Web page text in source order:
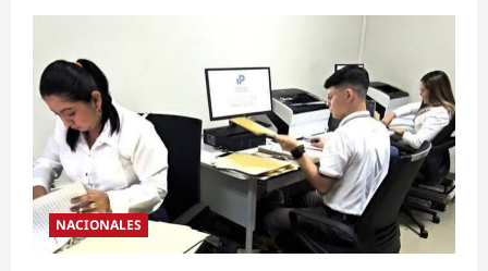
NACIONALES